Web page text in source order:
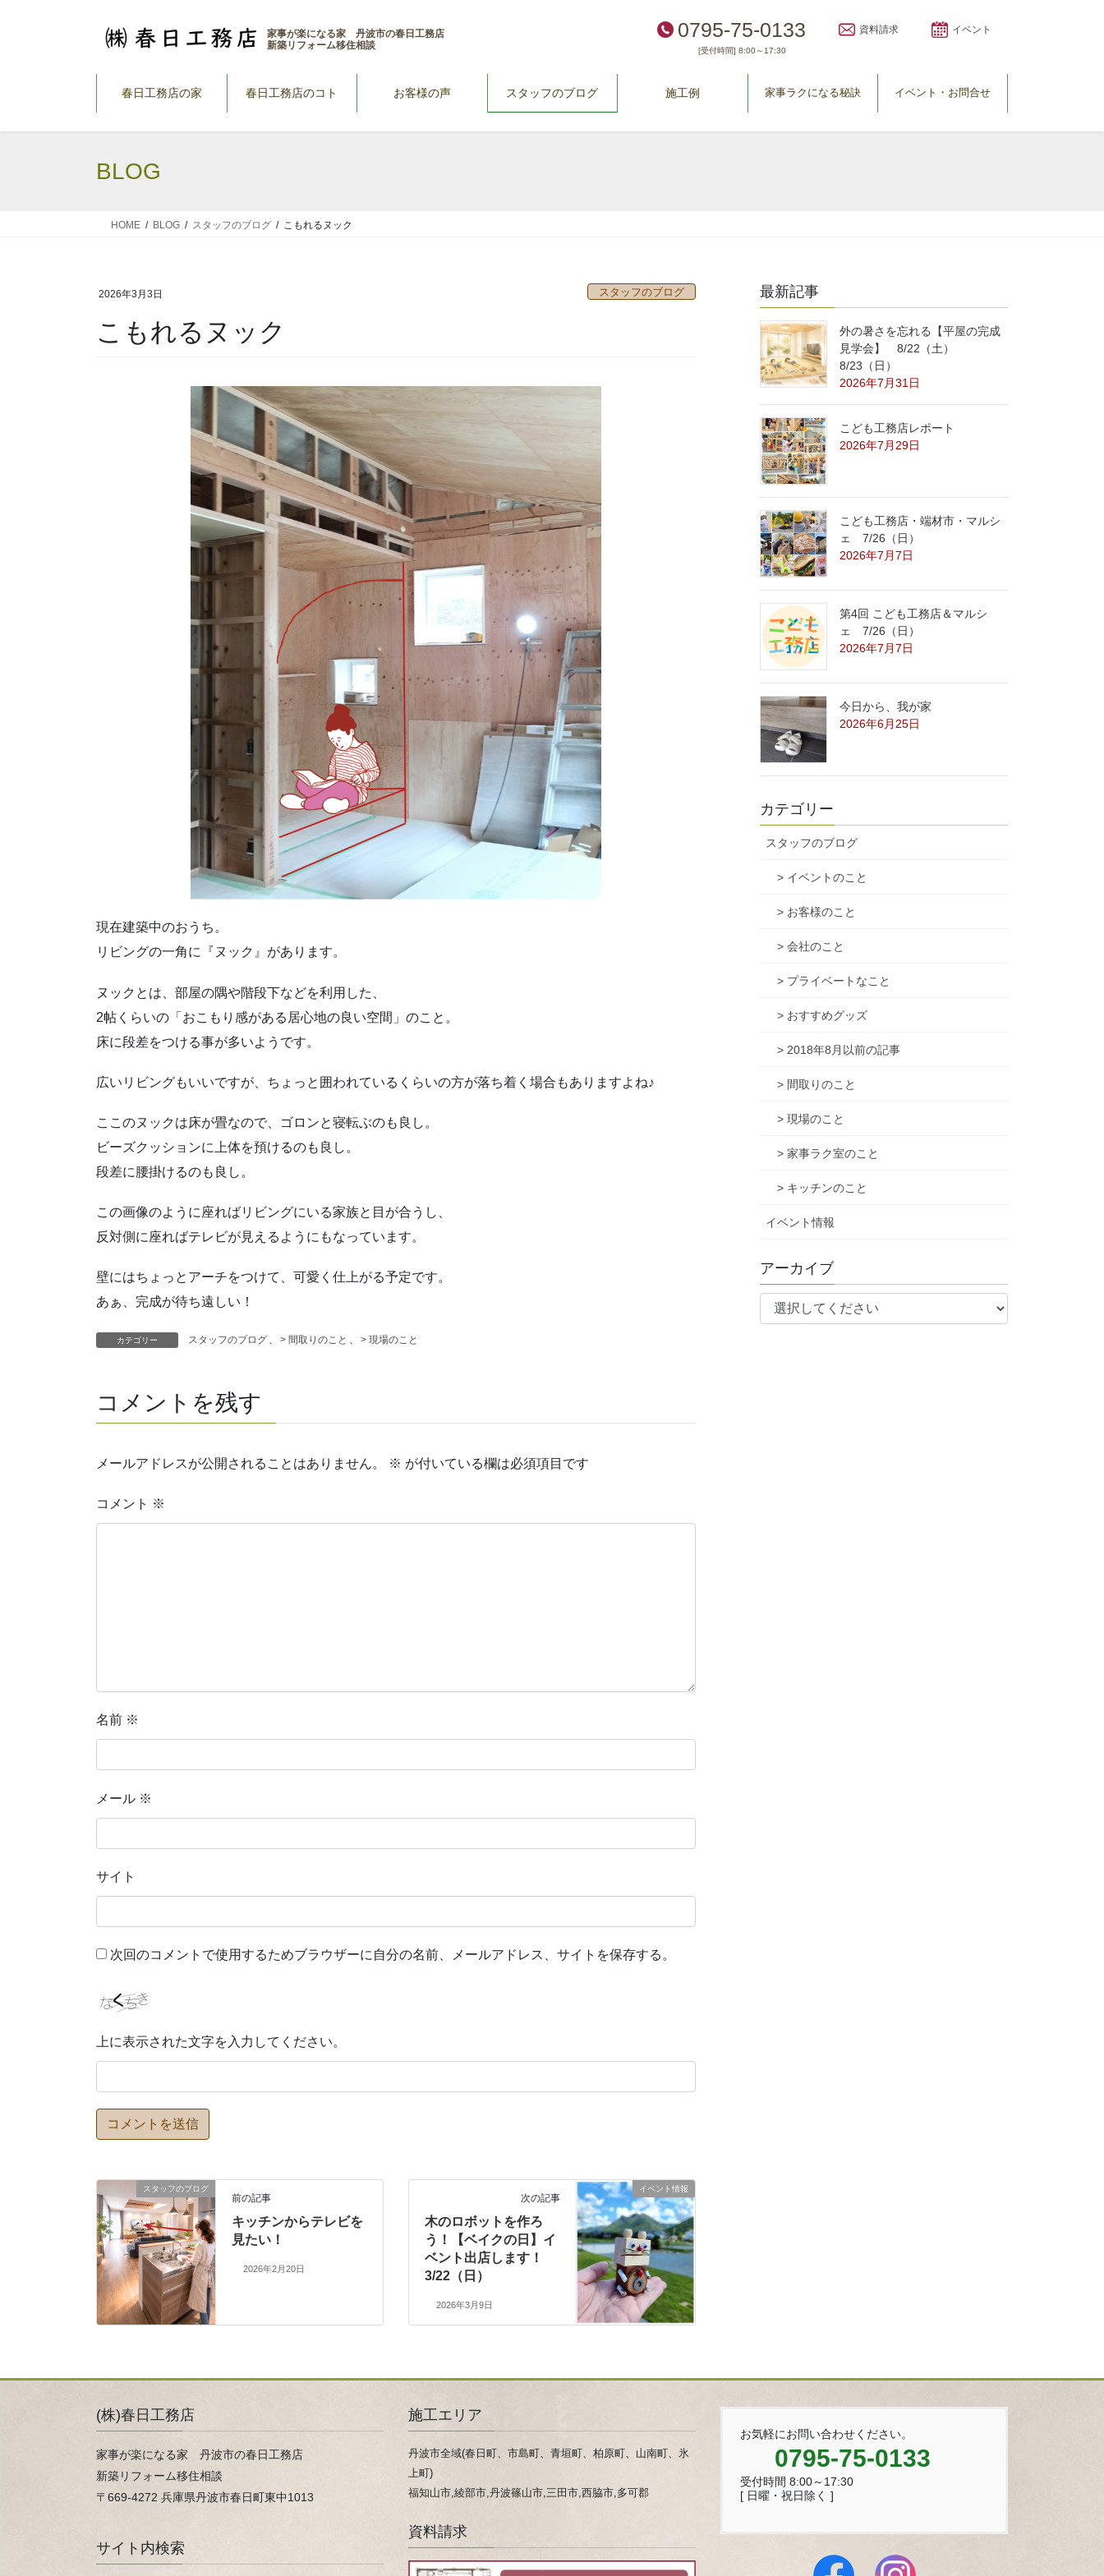
家事が楽になる家 丹波市の春日工務店
新築リフォーム移住相談
0795-75-0133
[受付時間] 8:00～17:30
資料請求 イベント
春日工務店の家 春日工務店のコト お客様の声 スタッフのブログ 施工例 家事ラクになる秘訣 イベント・お問合せ
BLOG
HOME BLOG スタッフのブログ こもれるヌック
2026年3月3日 スタッフのブログ
こもれるヌック
現在建築中のおうち。
リビングの一角に『ヌック』があります。
ヌックとは、部屋の隅や階段下などを利用した、
2帖くらいの「おこもり感がある居心地の良い空間」のこと。
床に段差をつける事が多いようです。
広いリビングもいいですが、ちょっと囲われているくらいの方が落ち着く場合もありますよね♪
ここのヌックは床が畳なので、ゴロンと寝転ぶのも良し。
ビーズクッションに上体を預けるのも良し。
段差に腰掛けるのも良し。
この画像のように座ればリビングにいる家族と目が合うし、
反対側に座ればテレビが見えるようにもなっています。
壁にはちょっとアーチをつけて、可愛く仕上がる予定です。
あぁ、完成が待ち遠しい！
カテゴリー スタッフのブログ 、 > 間取りのこと 、 > 現場のこと
コメントを残す
メールアドレスが公開されることはありません。 ※ が付いている欄は必須項目です
コメント ※
名前 ※
メール ※
サイト
次回のコメントで使用するためブラウザーに自分の名前、メールアドレス、サイトを保存する。
上に表示された文字を入力してください。
スタッフのブログ
前の記事
キッチンからテレビを
見たい！
2026年2月20日
イベント情報
次の記事
木のロボットを作ろ
う！【ベイクの日】イ
ベント出店します！
3/22（日）
2026年3月9日
最新記事
外の暑さを忘れる【平屋の完成
見学会】 8/22（土）
8/23（日）
2026年7月31日
こども工務店レポート
2026年7月29日
こども工務店・端材市・マルシ
ェ 7/26（日）
2026年7月7日
第4回 こども工務店＆マルシ
ェ 7/26（日）
2026年7月7日
今日から、我が家
2026年6月25日
カテゴリー
スタッフのブログ
> イベントのこと
> お客様のこと
> 会社のこと
> プライベートなこと
> おすすめグッズ
> 2018年8月以前の記事
> 間取りのこと
> 現場のこと
> 家事ラク室のこと
> キッチンのこと
イベント情報
アーカイブ
(株)春日工務店
家事が楽になる家 丹波市の春日工務店
新築リフォーム移住相談
〒669-4272 兵庫県丹波市春日町東中1013
サイト内検索
施工エリア
丹波市全域(春日町、市島町、青垣町、柏原町、山南町、氷
上町)
福知山市,綾部市,丹波篠山市,三田市,西脇市,多可郡
資料請求
お気軽にお問い合わせください。
0795-75-0133
受付時間 8:00～17:30
[ 日曜・祝日除く ]